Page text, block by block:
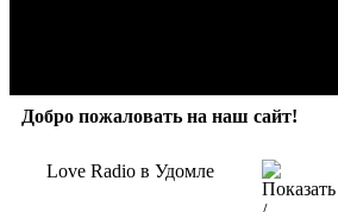
Добро пожаловать на наш сайт!
Love Radio в Удомле